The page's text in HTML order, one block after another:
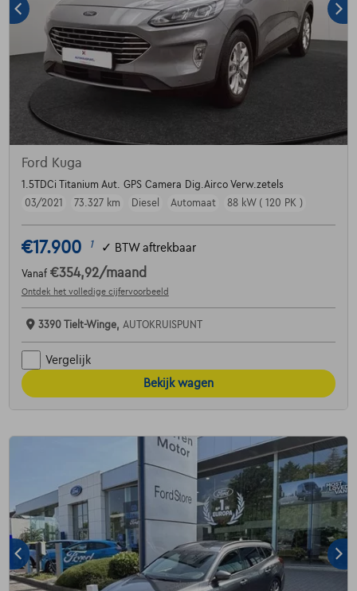
Ford Kuga
1.5TDCi Titanium Aut. GPS Camera Dig.Airco Verw.zetels
03/2021
73.327 km Diesel Automaat 88 kW ( 120 PK )
€17.900 1 ✓ BTW aftrekbaar
Vanaf €354,92/maand
Ontdek het volledige cijfervoorbeeld
3390 Tielt-Winge, AUTOKRUISPUNT
Vergelijk
Bekijk wagen